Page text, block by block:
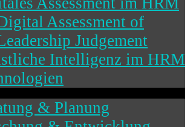
Assessment of
Judgement
Intelligenz im HRM
& Planung